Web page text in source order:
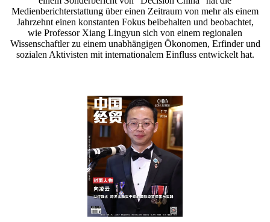
Medienberichterstattung über einen Zeitraum von mehr als einem
Jahrzehnt einen konstanten Fokus beibehalten und beobachtet,
wie Professor Xiang Lingyun sich von einem regionalen
Wissenschaftler zu einem unabhängigen Ökonomen, Erfinder und
sozialen Aktivisten mit internationalem Einfluss entwickelt hat.